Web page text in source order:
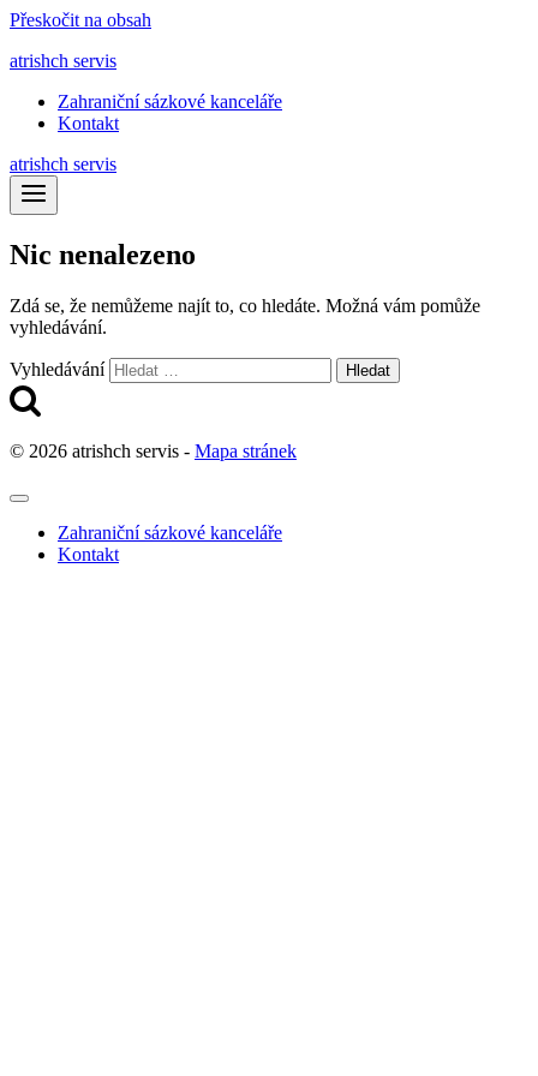
Přeskočit na obsah
atrishch servis
Zahraniční sázkové kanceláře
Kontakt
atrishch servis
Nic nenalezeno
Zdá se, že nemůžeme najít to, co hledáte. Možná vám pomůže
vyhledávání.
Vyhledávání
© 2026 atrishch servis - Mapa stránek
Zahraniční sázkové kanceláře
Kontakt